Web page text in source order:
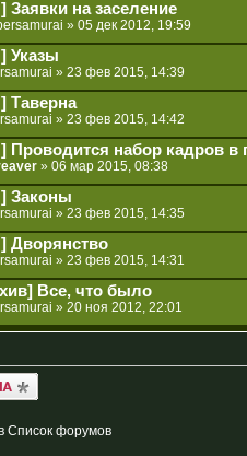
Заявки на заселение
» 05 дек 2012, 19:59
Указы
» 23 фев 2015, 14:39
Таверна
» 23 фев 2015, 14:42
Проводится набор кадров в
» 06 мар 2015, 08:38
Законы
» 23 фев 2015, 14:35
Дворянство
» 23 фев 2015, 14:31
Все, что было
» 20 ноя 2012, 22:01
Список форумов